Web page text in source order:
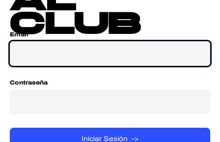
club
Email
Contraseña